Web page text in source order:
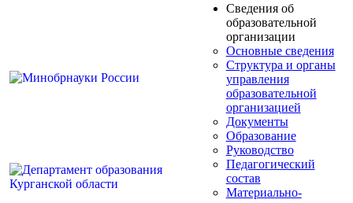
Сведения об
образовательной
организации
Основные сведения
Структура и органы
управления
образовательной
организацией
Документы
Образование
Руководство
Педагогический
состав
Материально-